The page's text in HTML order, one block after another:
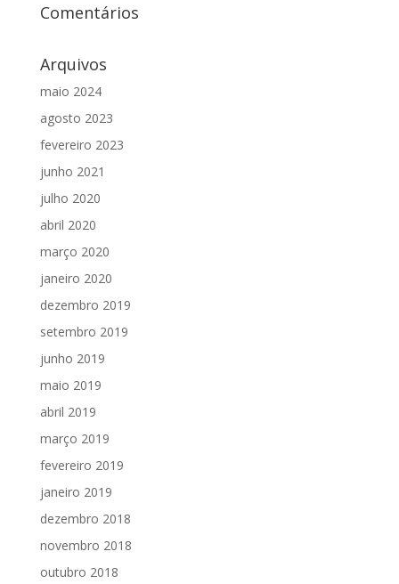
Comentários
Arquivos
maio 2024
agosto 2023
fevereiro 2023
junho 2021
julho 2020
abril 2020
março 2020
janeiro 2020
dezembro 2019
setembro 2019
junho 2019
maio 2019
abril 2019
março 2019
fevereiro 2019
janeiro 2019
dezembro 2018
novembro 2018
outubro 2018